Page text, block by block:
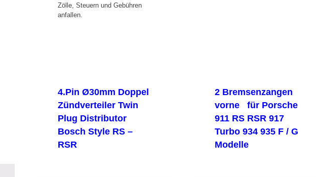
Zölle, Steuern und Gebühren
anfallen.
4.Pin Ø30mm Doppel
Zündverteiler Twin
Plug Distributor
Bosch Style RS –
RSR
2 Bremsenzangen
vorne für Porsche
911 RS RSR 917
Turbo 934 935 F / G
Modelle